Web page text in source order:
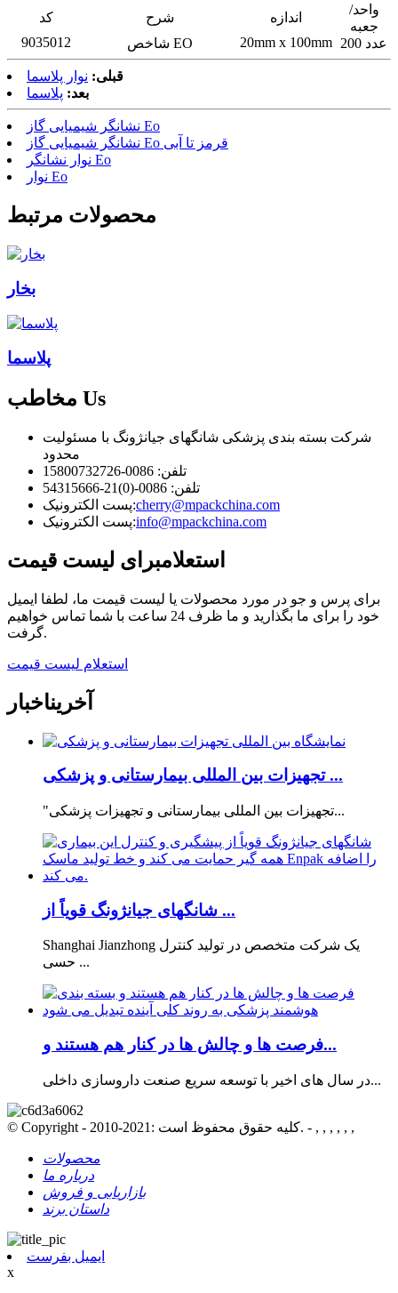
کد شرح اندازه
واحد/
جعبه
9035012
شاخص EO 20mm x 100mm 200 عدد
قبلی: نوار پلاسما
بعد: پلاسما
نشانگر شیمیایی گاز Eo
نشانگر شیمیایی گاز Eo قرمز تا آبی
نوار نشانگر Eo
نوار Eo
محصولات مرتبط
بخار
پلاسما
مخاطب Us
شرکت بسته بندی پزشکی شانگهای جیانژونگ با مسئولیت
محدود
تلفن: 0086-15800732726
تلفن: 0086-(0)21-54315666
پست الکترونیک:cherry@mpackchina.com
پست الکترونیک:info@mpackchina.com
استعلامبرای لیست قیمت
برای پرس و جو در مورد محصولات یا لیست قیمت ما، لطفا ایمیل
خود را برای ما بگذارید و ما ظرف 24 ساعت با شما تماس خواهیم
گرفت.
استعلام لیست قیمت
آخریناخبار
تجهیزات بین المللی بیمارستانی و پزشکی ...
"تجهیزات بین المللی بیمارستانی و تجهیزات پزشکی...
شانگهای جیانژونگ قویاً از ...
Shanghai Jianzhong یک شرکت متخصص در تولید کنترل
حسی ...
فرصت ها و چالش ها در کنار هم هستند و...
در سال های اخیر با توسعه سریع صنعت داروسازی داخلی...
© Copyright - 2010-2021: کلیه حقوق محفوظ است. - , , , , , ,
محصولات
درباره ما
بازاریابی و فروش
داستان برند
ایمیل بفرست
x